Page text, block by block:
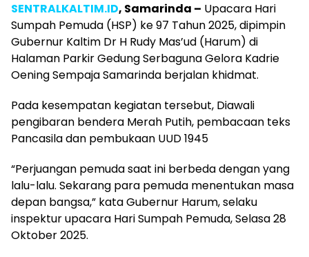
SENTRALKALTIM.ID, Samarinda – Upacara Hari
Sumpah Pemuda (HSP) ke 97 Tahun 2025, dipimpin
Gubernur Kaltim Dr H Rudy Mas’ud (Harum) di
Halaman Parkir Gedung Serbaguna Gelora Kadrie
Oening Sempaja Samarinda berjalan khidmat.
Pada kesempatan kegiatan tersebut, Diawali
pengibaran bendera Merah Putih, pembacaan teks
Pancasila dan pembukaan UUD 1945
“Perjuangan pemuda saat ini berbeda dengan yang
lalu-lalu. Sekarang para pemuda menentukan masa
depan bangsa,” kata Gubernur Harum, selaku
inspektur upacara Hari Sumpah Pemuda, Selasa 28
Oktober 2025.